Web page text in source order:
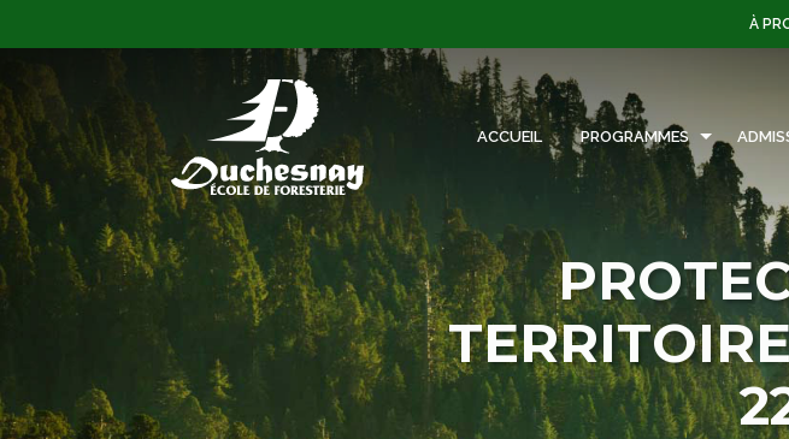
À
ACCUEIL PROGRAMMES